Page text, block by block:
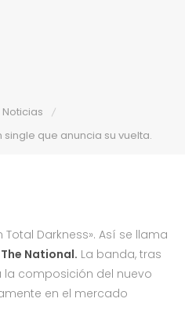
Noticias
que anuncia su vuelta.
Darkness». Así se llama
The National. La banda, tras
composición del nuevo
en el mercado